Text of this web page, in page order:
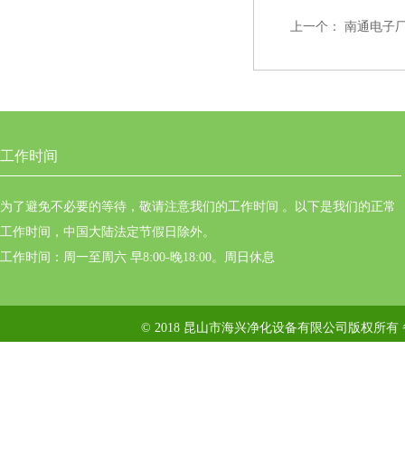
上一个： 南通电子
工作时间
为了避免不必要的等待，敬请注意我们的工作时间 。以下是我们的正常
工作时间，中国大陆法定节假日除外。
工作时间：周一至周六 早8:00-晚18:00。周日休息
© 2018 昆山市海兴净化设备有限公司版权所有